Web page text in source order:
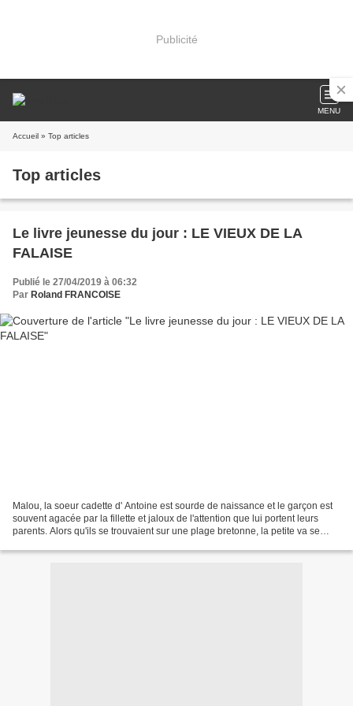
Publicité
MENU
Accueil » Top articles
Top articles
Le livre jeunesse du jour : LE VIEUX DE LA
FALAISE
Publié le 27/04/2019 à 06:32
Par Roland FRANCOISE
Malou, la soeur cadette d' Antoine est sourde de naissance et le garçon est
souvent agacée par la fillette et jaloux de l'attention que lui portent leurs
parents. Alors qu'ils se trouvaient sur une plage bretonne, la petite va se